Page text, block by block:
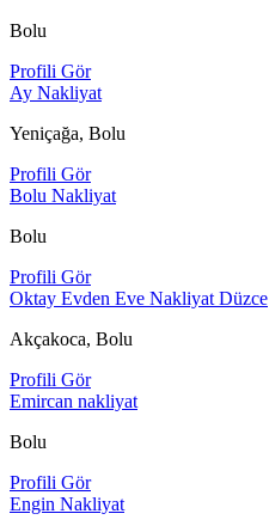
Bolu
Profili Gör
Ay Nakliyat
Yeniçağa, Bolu
Profili Gör
Bolu Nakliyat
Bolu
Profili Gör
Oktay Evden Eve Nakliyat Düzce
Akçakoca, Bolu
Profili Gör
Emircan nakliyat
Bolu
Profili Gör
Engin Nakliyat